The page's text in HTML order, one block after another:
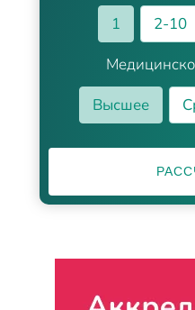
1
2-10
Высшее